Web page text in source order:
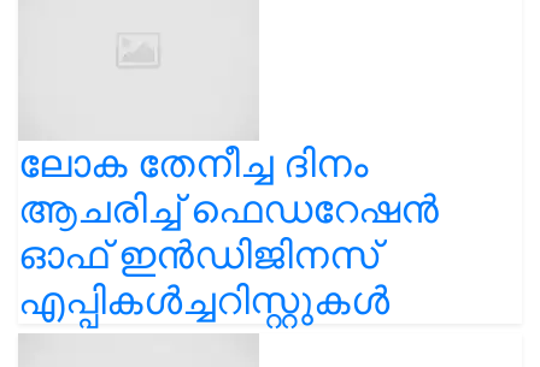
ലോക തേനീച്ച ദിനം
ആചരിച്ച് ഫെഡറേഷൻ
ഓഫ് ഇൻഡിജിനസ്
എപ്പികൾച്ചറിസ്റ്റുകൾ